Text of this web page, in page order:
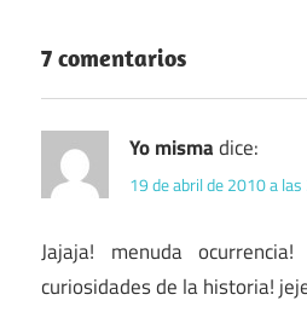
7 comentarios
Yo mismadice:
19 de abril de 2010 a
Jajaja! menuda
curiosidades de la historia!